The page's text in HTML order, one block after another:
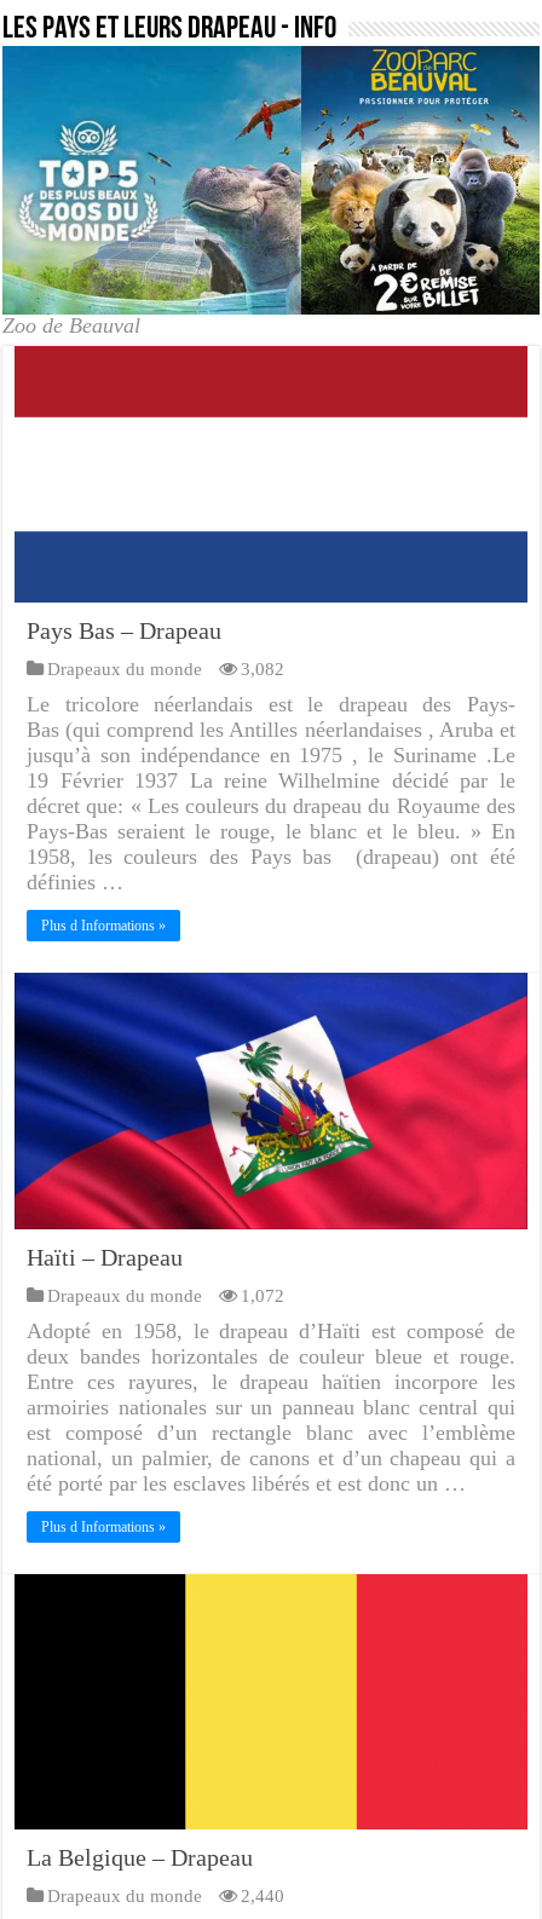
les pays et leurs drapeau- Info
Zoo de Beauval
Pays Bas – Drapeau
Drapeaux du monde 3,082
Le tricolore néerlandais est le drapeau des Pays-
Bas (qui comprend les Antilles néerlandaises , Aruba et
jusqu’à son indépendance en 1975 , le Suriname .Le
19 Février 1937 La reine Wilhelmine décidé par le
décret que: « Les couleurs du drapeau du Royaume des
Pays-Bas seraient le rouge, le blanc et le bleu. » En
1958, les couleurs des Pays bas (drapeau) ont été
définies …
Plus d Informations »
Haïti – Drapeau
Drapeaux du monde 1,072
Adopté en 1958, le drapeau d’Haïti est composé de
deux bandes horizontales de couleur bleue et rouge.
Entre ces rayures, le drapeau haïtien incorpore les
armoiries nationales sur un panneau blanc central qui
est composé d’un rectangle blanc avec l’emblème
national, un palmier, de canons et d’un chapeau qui a
été porté par les esclaves libérés et est donc un …
Plus d Informations »
La Belgique – Drapeau
Drapeaux du monde 2,440